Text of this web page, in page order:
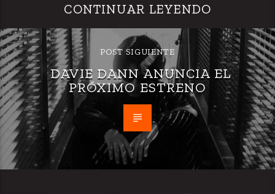
CONTINUAR LEYENDO
POST SIGUIENTE
DAVIE DANN ANUNCIA EL
PRÓXIMO ESTRENO